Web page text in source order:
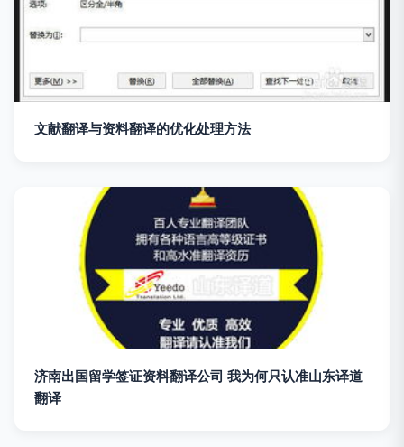
文献翻译与资料翻译的优化处理方法
济南出国留学签证资料翻译公司 我为何只认准山东译道
翻译